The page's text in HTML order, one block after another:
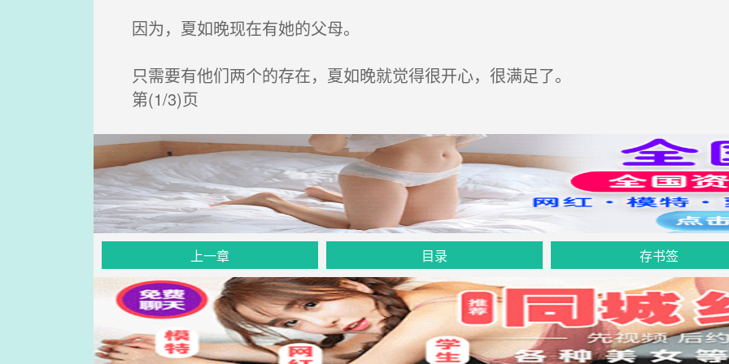
因为，夏如晚现在有她的父母。
只需要有他们两个的存在，夏如晚就觉得很开心，很满足了。
第(1/3)页
上一章 目录 存书签